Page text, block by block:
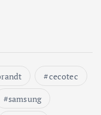
cecotec
samsung